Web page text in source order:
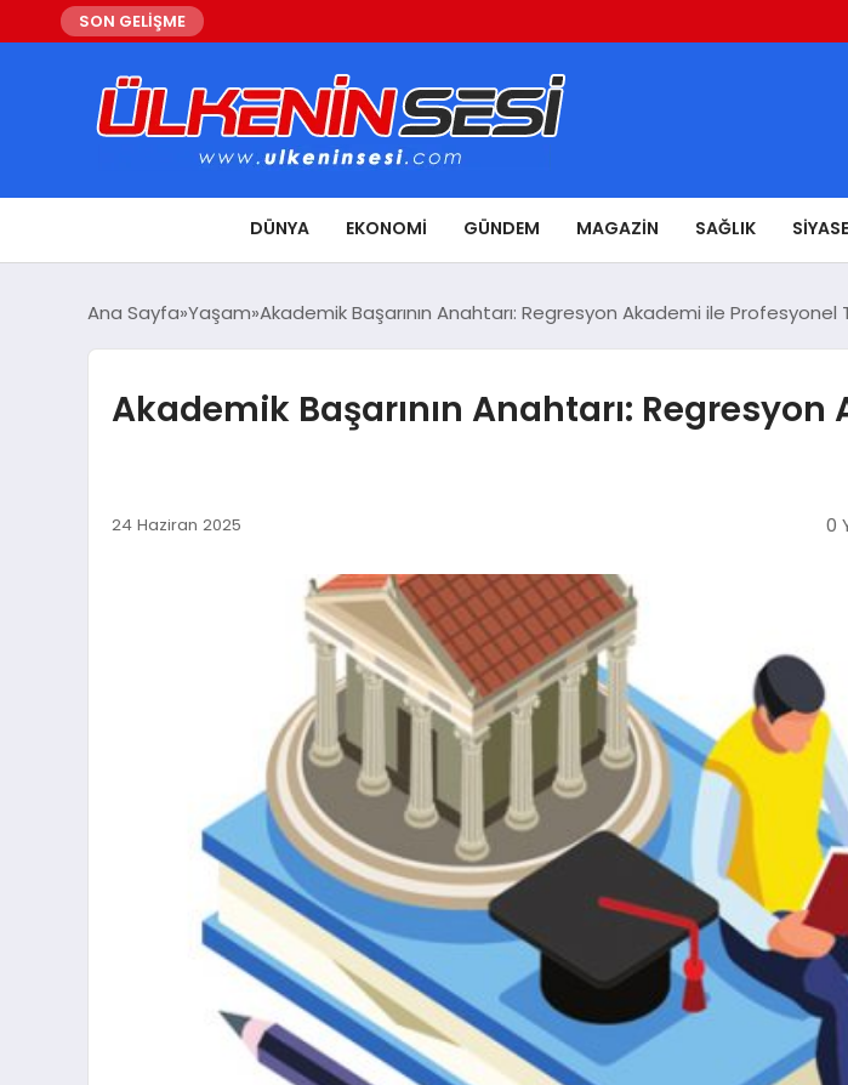
SON GELİŞME
DÜNYA EKONOMI GÜNDEM MAGAZIN SAĞLIK
Ana Sayfa Yaşam Akademik Başarının Anahtarı: Regresyon Akademi ile Profesyonel
Akademik Başarının Anahtarı:
24 Haziran 2025 0